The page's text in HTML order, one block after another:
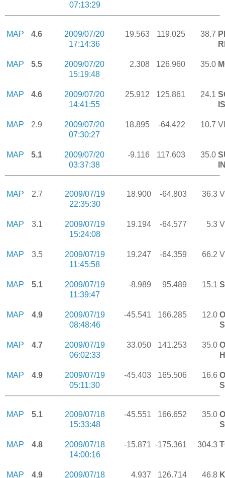
07:13:29
MAP 4.6
2009/07/20
17:14:36
19.563 119.025 38.7
MAP 5.5
2009/07/20
15:19:48
2.308 126.960 35.0
MAP 4.6
2009/07/20
14:41:55
25.912 125.861 24.1
MAP 2.9
2009/07/20
07:30:27
18.895 -64.422 10.7
MAP 5.1
2009/07/20
03:37:38
-9.116 117.603 35.0
MAP 2.7
2009/07/19
22:35:30
18.900 -64.803 36.3
MAP 3.1
2009/07/19
15:24:08
19.194 -64.577 5.3
MAP 3.5
2009/07/19
11:45:58
19.247 -64.359 66.2
MAP 5.1
2009/07/19
11:39:47
-8.989 95.489 15.1
MAP 4.9
2009/07/19
08:48:46
-45.541 166.285 12.0
MAP 4.7
2009/07/19
06:02:33
33.050 141.253 35.0
MAP 4.9
2009/07/19
05:11:30
-45.403 165.506 16.6
MAP 5.1
2009/07/18
15:33:48
-45.551 166.652 35.0
MAP 4.8
2009/07/18
14:00:16
-15.871 -175.361 304.3
MAP 4.9 2009/07/18 4.937 126.714 46.8